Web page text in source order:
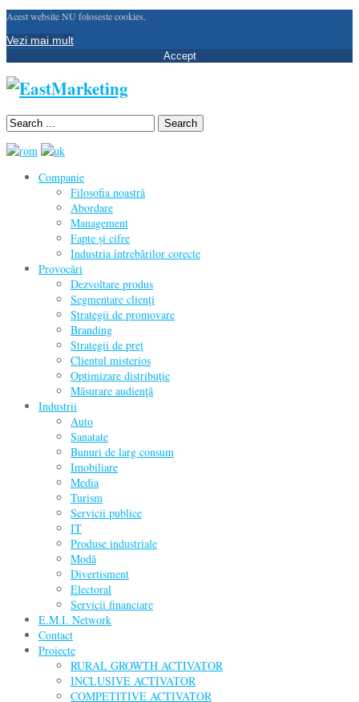
Acest website NU foloseste cookies.
Vezi mai mult
Accept
Search
Companie
Filosofia noastră
Abordare
Management
Fapte și cifre
Industria întrebărilor corecte
Provocări
Dezvoltare produs
Segmentare clienţi
Strategii de promovare
Branding
Strategii de preţ
Clientul misterios
Optimizare distribuţie
Măsurare audienţă
Industrii
Auto
Sanatate
Bunuri de larg consum
Imobiliare
Media
Turism
Servicii publice
IT
Produse industriale
Modă
Divertisment
Electoral
Servicii financiare
E.M.I. Network
Contact
Proiecte
RURAL GROWTH ACTIVATOR
INCLUSIVE ACTIVATOR
COMPETITIVE ACTIVATOR